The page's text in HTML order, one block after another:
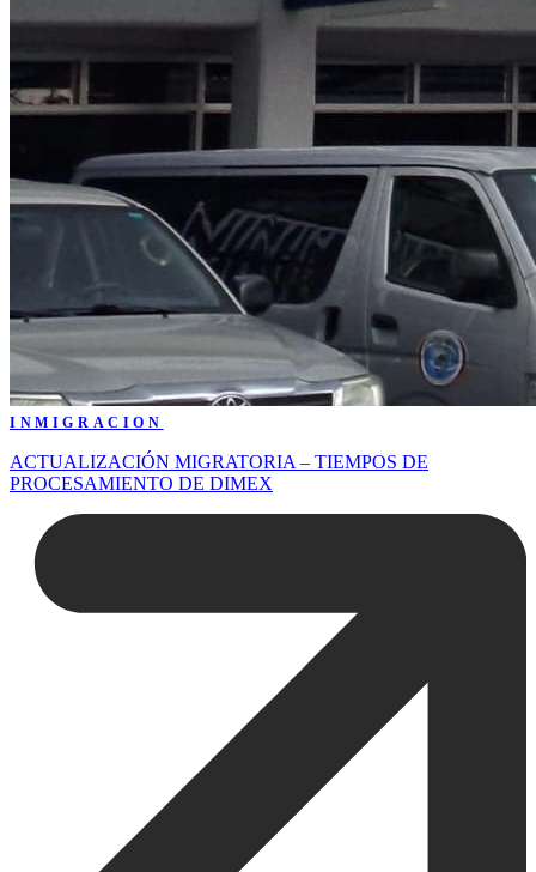
INMIGRACION
ACTUALIZACIÓN MIGRATORIA – TIEMPOS DE
PROCESAMIENTO DE DIMEX